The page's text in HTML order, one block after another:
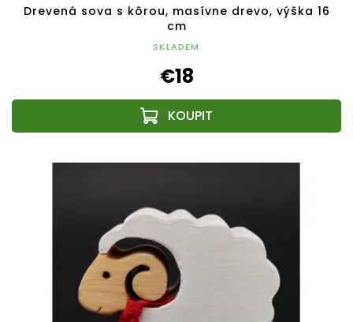
Drevená sova s kôrou, masívne drevo, výška 16
cm
SKLADEM
€18